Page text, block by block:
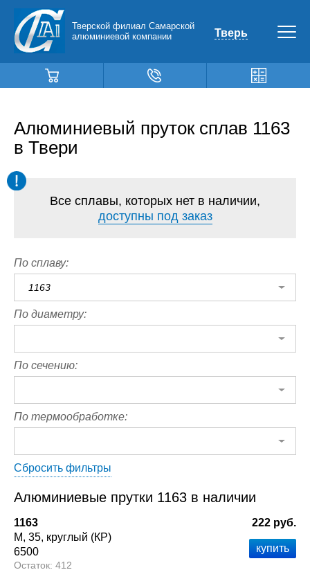
Тверской филиал Самарской
алюминиевой компании
Тверь
Алюминиевый пруток сплав 1163
в Твери
Все сплавы, которых нет в наличии,
доступны под заказ
По сплаву:
1163
По диаметру:
По сечению:
По термообработке:
Сбросить фильтры
Алюминиевые прутки 1163 в наличии
1163
М 35 круглый (КР)
6500
412
222 руб.